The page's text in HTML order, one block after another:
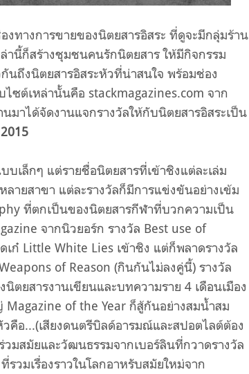
างการขายของนิตยสารอิสระ ที่ดูจะมีกลุ่มร้าน
านี้ก็สร้างชุมชนคนรักนิตยสาร ให้มีกิจกรรม
ถึงนิตยสารอิสระหัวที่น่าสนใจ พร้อมช่อง
ไซต์เหล่านั้นคือ stackmagazines.com จาก
าได้จัดงานแจกรางวัลให้กับนิตยสารอิสระเป็น
เล็กๆ แต่รายชื่อนิตยสารที่เข้าชิงแต่ละเล่ม
ายสาขา แต่ละรางวัลก็มีการแข่งขันอย่างเข้ม
ที่ตกเป็นของนิตยสารกีฬาที่บวกความเป็น
จากนิวยอร์ก รางวัล Best use of
ก๋ Little White Lies เข้าชิง แต่ก็พลาดรางวัล
of Reason (กินกันไม่ลงคู่นี้) รางวัล
ตยสารงานเขียนและบทความราย 4 เดือนเมือง
Magazine of the Year ก็สู้กันอย่างสมน้ำสม
คือ...(เสียงดนตรีบิลด์อารมณ์และสปอตไลต์ต้อง
มสมัยและวัฒนธรรมจากเบอร์ลินที่กวาดรางวัล
วมเรื่องราวในโลกอาหรับสมัยใหม่จาก